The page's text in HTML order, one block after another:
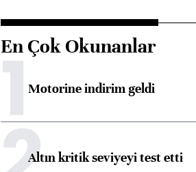
En Çok Okunanlar
1Motorine indirim geldi
Altın kritik seviyeyi test etti